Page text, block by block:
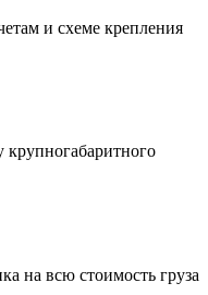
и схеме крепления
крупногабаритного
на всю стоимость груза